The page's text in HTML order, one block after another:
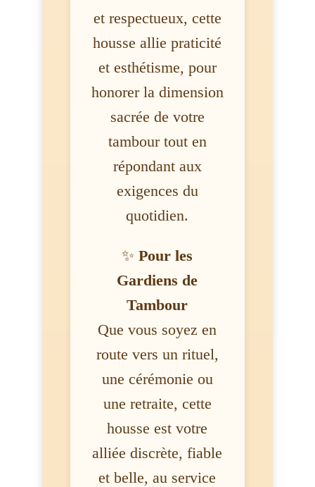
et respectueux, cette
housse allie praticité
et esthétisme, pour
honorer la dimension
sacrée de votre
tambour tout en
répondant aux
exigences du
quotidien.
✨Pour les
Gardiens de
Tambour
Que vous soyez en
route vers un rituel,
une cérémonie ou
une retraite, cette
housse est votre
alliée discrète, fiable
et belle, au service